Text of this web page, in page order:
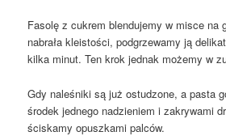
Fasolę z cukrem blendujemy w misce na
nabrała kleistości, podgrzewamy ją
kilka minut. Ten krok jednak możemy w
Gdy naleśniki są już ostudzone, a pasta
środek jednego nadzieniem i zakrywami
ściskamy opuszkami palców.